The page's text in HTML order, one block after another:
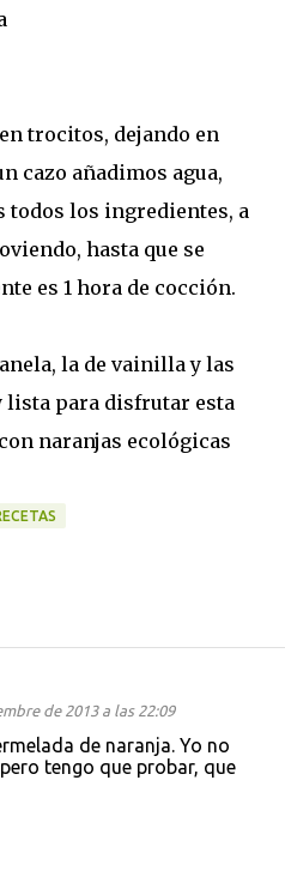
trocitos, dejando en
cazo añadimos agua,
todos los ingredientes, a
hasta que se
es 1 hora de cocción.
la de vainilla y las
lista para disfrutar esta
naranjas ecológicas
de 2013 a las 22:09
de naranja. Yo no
tengo que probar, que